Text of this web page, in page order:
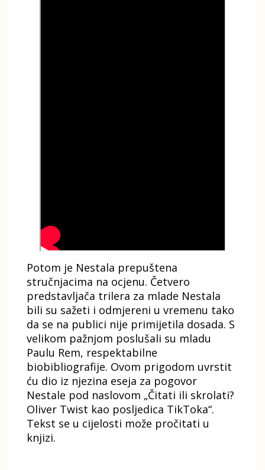
Potom je Nestala prepuštena
stručnjacima na ocjenu. Četvero
predstavljača trilera za mlade Nestala
bili su sažeti i odmjereni u vremenu tako
da se na publici nije primijetila dosada. S
velikom pažnjom poslušali su mladu
Paulu Rem, respektabilne
biobibliografije. Ovom prigodom uvrstit
ću dio iz njezina eseja za pogovor
Nestale pod naslovom „Čitati ili skrolati?
Oliver Twist kao posljedica TikToka“.
Tekst se u cijelosti može pročitati u
knjizi.